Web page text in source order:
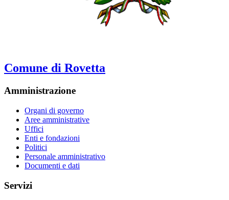
Comune di Rovetta
Amministrazione
Organi di governo
Aree amministrative
Uffici
Enti e fondazioni
Politici
Personale amministrativo
Documenti e dati
Servizi